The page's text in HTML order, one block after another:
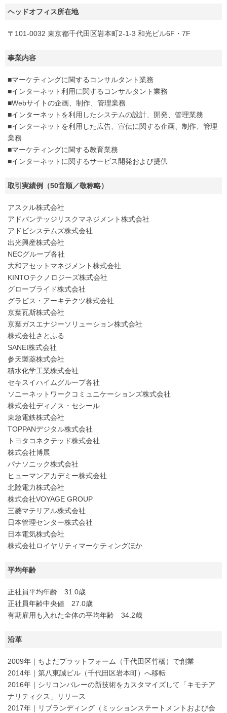
ヘッドオフィス所在地
〒101-0032 東京都千代田区岩本町2-1-3 和光ビル6F・7F
事業内容
■マーケティングに関するコンサルタント業務
■インターネット利用に関するコンサルタント業務
■Webサイトの企画、制作、管理業務
■インターネットを利用したシステムの設計、開発、管理業務
■インターネットを利用した広告、宣伝に関する企画、制作、管理
業務
■マーケティングに関する教育業務
■インターネットに関するサービス開発および提供
取引実績例（50音順／敬称略）
アスクル株式会社
アドバンテッジリスクマネジメント株式会社
アドビシステムズ株式会社
出光興産株式会社
NECグループ各社
大和アセットマネジメント株式会社
KINTOテクノロジーズ株式会社
グローブライド株式会社
グラビス・アーキテクツ株式会社
京葉瓦斯株式会社
京葉ガスエナジーソリューション株式会社
株式会社さとふる
SANEI株式会社
参天製薬株式会社
積水化学工業株式会社
セキスイハイムグループ各社
ソニーネットワークコミュニケーションズ株式会社
株式会社ディノス・セシール
東急電鉄株式会社
TOPPANデジタル株式会社
トヨタコネクテッド株式会社
株式会社博展
パナソニック株式会社
ヒューマンアカデミー株式会社
北陸電力株式会社
株式会社VOYAGE GROUP
三菱マテリアル株式会社
日本管理センター株式会社
日本電気株式会社
株式会社ロイヤリティマーケティングほか
平均年齢
正社員平均年齢 31.0歳
正社員年齢中央値 27.0歳
有期雇用も入れた全体の平均年齢 34.2歳
沿革
2009年｜ちよだプラットフォーム（千代田区竹橋）で創業
2014年｜第八東誠ビル（千代田区岩本町）へ移転
2016年｜シリコンバレーの新技術をカスタマイズして「キモチア
ナリティクス」リリース
2017年｜リブランディング（ミッションステートメントおよび会